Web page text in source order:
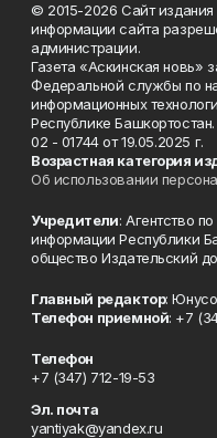
© 2015-2026 Сайт издания
информации сайта
администрации.
Газета «Аскинская новь»
Федеральной службы по
информационных
Республике
02 - 01744 от 19.05.2025 г.
Возрастная категория
Об использовании
Учредители: Агентство
информации Республики
общество Издательский
Главный редактор:
Телефон приемной: +7
Телефон
+7 (347) 712-19-53
Эл. почта
yantiyak@yandex.ru